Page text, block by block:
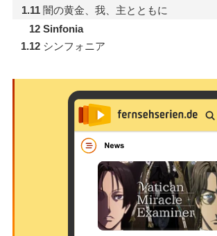
1.11 闇の黄金、我、主とともに
12
1.12
Sinfonia
シンフォニア